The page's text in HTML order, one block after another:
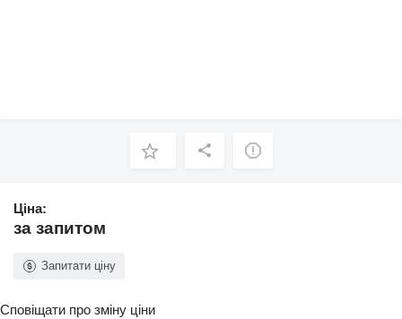
Ціна:
за запитом
Запитати ціну
Сповіщати про зміну ціни